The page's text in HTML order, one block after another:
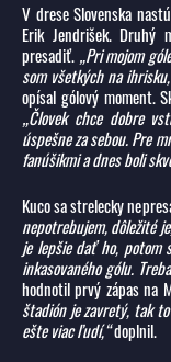
V drese Slovenska
Erik Jendrišek. Druhý
presadiť. „Pri mojom
som všetkých na
opísal gólový moment.
„Človek chce dobre
úspešne za sebou. Pre
fanúšikmi a dnes boli
Kuco sa strelecky
nepotrebujem, dôležité
je lepšie dať ho, potom
inkasovaného gólu.
hodnotil prvý zápas na
štadión je zavretý, tak
ešte viac ľudí,“doplnil.